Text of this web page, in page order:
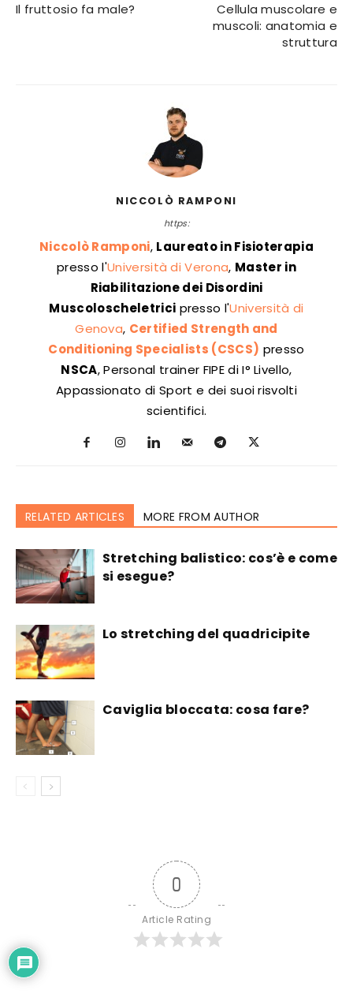
Il fruttosio fa male?
Cellula muscolare e
muscoli: anatomia e
struttura
NICCOLÒ RAMPONI
https:
Niccolò Ramponi, Laureato in Fisioterapia
presso l'Università di Verona, Master in
Riabilitazione dei Disordini
Muscoloscheletrici presso l'Università di
Genova, Certified Strength and
Conditioning Specialists (CSCS) presso
NSCA, Personal trainer FIPE di I° Livello,
Appassionato di Sport e dei suoi risvolti
scientifici.
RELATED ARTICLES MORE FROM AUTHOR
Stretching balistico: cos’è e come
si esegue?
Lo stretching del quadricipite
Caviglia bloccata: cosa fare?
0
Article Rating